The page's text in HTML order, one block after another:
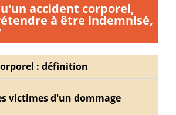
accident corporel,
à être indemnisé,
: définition
victimes d'un dommage